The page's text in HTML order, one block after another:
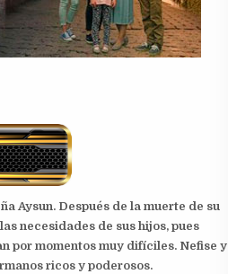
Aysun. Después de la muerte de su
necesidades de sus hijos, pues
por momentos muy difíciles. Nefise y
ricos y poderosos.